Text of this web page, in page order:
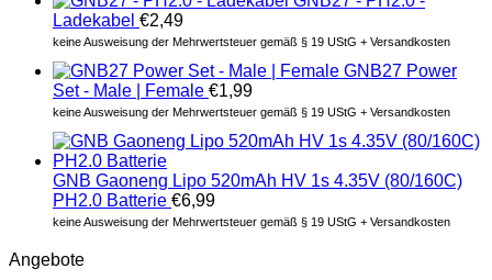
Ladekabel €2,49
keine Ausweisung der Mehrwertsteuer gemäß § 19 UStG + Versandkosten
GNB27 Power
Set - Male | Female €1,99
keine Ausweisung der Mehrwertsteuer gemäß § 19 UStG + Versandkosten
GNB Gaoneng Lipo 520mAh HV 1s 4.35V (80/160C)
PH2.0 Batterie €6,99
keine Ausweisung der Mehrwertsteuer gemäß § 19 UStG + Versandkosten
Angebote